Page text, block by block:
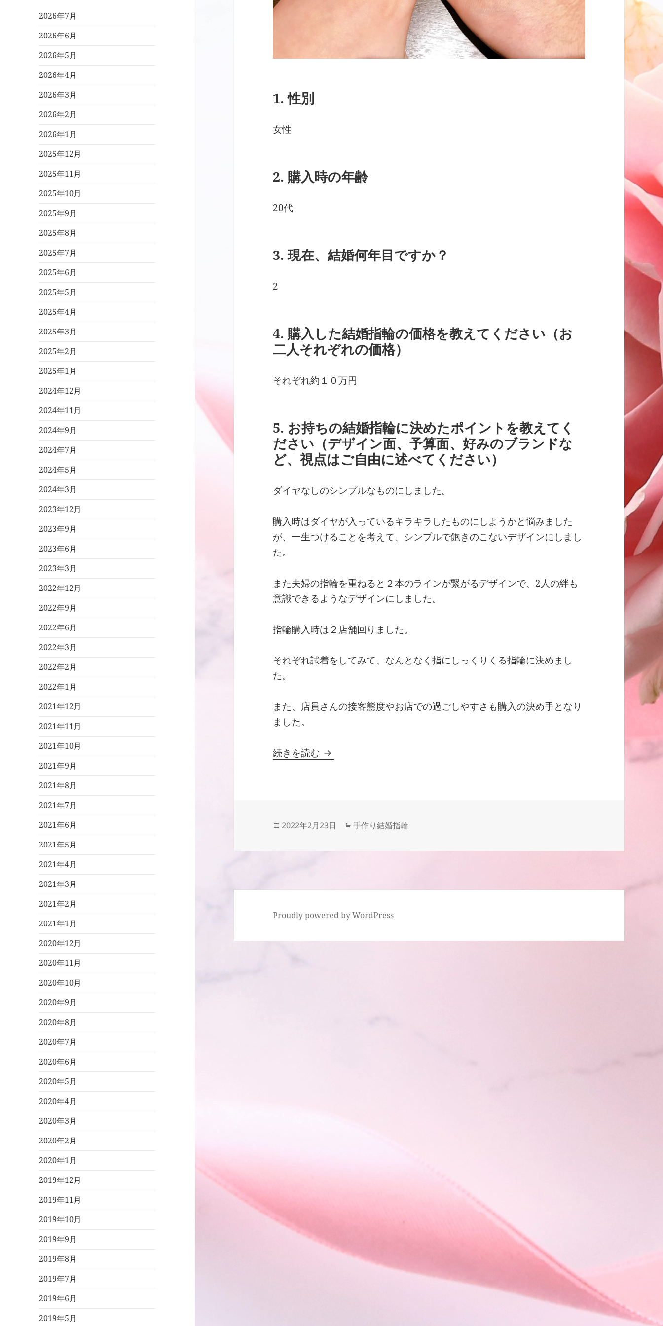
2026年7月
2026年6月
2026年5月
2026年4月
2026年3月
2026年2月
2026年1月
2025年12月
2025年11月
2025年10月
2025年9月
2025年8月
2025年7月
2025年6月
2025年5月
2025年4月
2025年3月
2025年2月
2025年1月
2024年12月
2024年11月
2024年9月
2024年7月
2024年5月
2024年3月
2023年12月
2023年9月
2023年6月
2023年3月
2022年12月
2022年9月
2022年6月
2022年3月
2022年2月
2022年1月
2021年12月
2021年11月
2021年10月
2021年9月
2021年8月
2021年7月
2021年6月
2021年5月
2021年4月
2021年3月
2021年2月
2021年1月
2020年12月
2020年11月
2020年10月
2020年9月
2020年8月
2020年7月
2020年6月
2020年5月
2020年4月
2020年3月
2020年2月
2020年1月
2019年12月
2019年11月
2019年10月
2019年9月
2019年8月
2019年7月
2019年6月
2019年5月
1. 性別
女性
2. 購入時の年齢
20代
3. 現在、結婚何年目ですか？
2
4. 購入した結婚指輪の価格を教えてください（お
二人それぞれの価格）
それぞれ約１０万円
5. お持ちの結婚指輪に決めたポイントを教えてく
ださい（デザイン面、予算面、好みのブランドな
ど、視点はご自由に述べてください）
ダイヤなしのシンプルなものにしました。
購入時はダイヤが入っているキラキラしたものにしようかと悩みました
が、一生つけることを考えて、シンプルで飽きのこないデザインにしまし
た。
また夫婦の指輪を重ねると２本のラインが繋がるデザインで、2人の絆も
意識できるようなデザインにしました。
指輪購入時は２店舗回りました。
それぞれ試着をしてみて、なんとなく指にしっくりくる指輪に決めまし
た。
また、店員さんの接客態度やお店での過ごしやすさも購入の決め手となり
ました。
続きを読む 結婚指輪購入口コミ「夫婦の指輪を重ねると２本のラインが繋がるデザイン」
投
2022年2月23日
カ
手作り結婚指輪
Proudly powered by WordPress